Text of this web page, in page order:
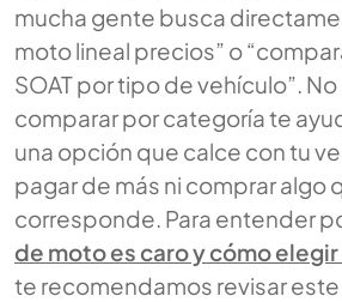
mucha gente busca
moto lineal precios” o
SOAT por tipo de vehículo”.
comparar por categoría te
una opción que calce con tu
pagar de más ni comprar algo
corresponde. Para entender
de moto es caro y cómo elegir
te recomendamos revisar